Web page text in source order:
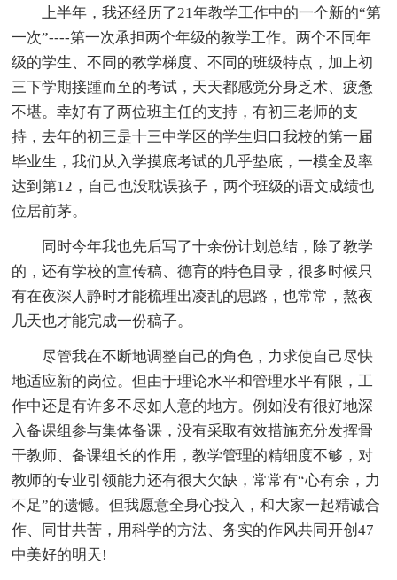
上半年，我还经历了21年教学工作中的一个新的“第
一次”----第一次承担两个年级的教学工作。两个不同年
级的学生、不同的教学梯度、不同的班级特点，加上初
三下学期接踵而至的考试，天天都感觉分身乏术、疲惫
不堪。幸好有了两位班主任的支持，有初三老师的支
持，去年的初三是十三中学区的学生归口我校的第一届
毕业生，我们从入学摸底考试的几乎垫底，一模全及率
达到第12，自己也没耽误孩子，两个班级的语文成绩也
位居前茅。
同时今年我也先后写了十余份计划总结，除了教学
的，还有学校的宣传稿、德育的特色目录，很多时候只
有在夜深人静时才能梳理出凌乱的思路，也常常，熬夜
几天也才能完成一份稿子。
尽管我在不断地调整自己的角色，力求使自己尽快
地适应新的岗位。但由于理论水平和管理水平有限，工
作中还是有许多不尽如人意的地方。例如没有很好地深
入备课组参与集体备课，没有采取有效措施充分发挥骨
干教师、备课组长的作用，教学管理的精细度不够，对
教师的专业引领能力还有很大欠缺，常常有“心有余，力
不足”的遗憾。但我愿意全身心投入，和大家一起精诚合
作、同甘共苦，用科学的方法、务实的作风共同开创47
中美好的明天!